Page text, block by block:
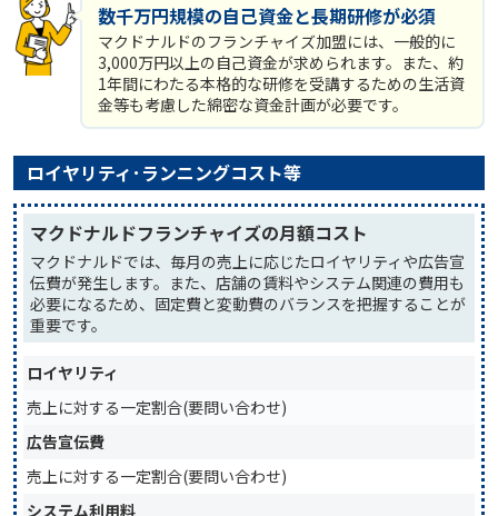
数千万円規模の自己資金と長期研修が必須
マクドナルドのフランチャイズ加盟には、一般的に
3,000万円以上の自己資金が求められます。また、約
1年間にわたる本格的な研修を受講するための生活資
金等も考慮した綿密な資金計画が必要です。
ロイヤリティ･ランニングコスト等
マクドナルドフランチャイズの月額コスト
マクドナルドでは、毎月の売上に応じたロイヤリティや広告宣
伝費が発生します。また、店舗の賃料やシステム関連の費用も
必要になるため、固定費と変動費のバランスを把握することが
重要です。
ロイヤリティ
売上に対する一定割合(要問い合わせ)
広告宣伝費
売上に対する一定割合(要問い合わせ)
システム利用料